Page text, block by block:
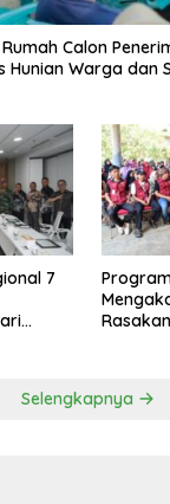
Calon
Hunian Warga dan
7
Selengkapnya